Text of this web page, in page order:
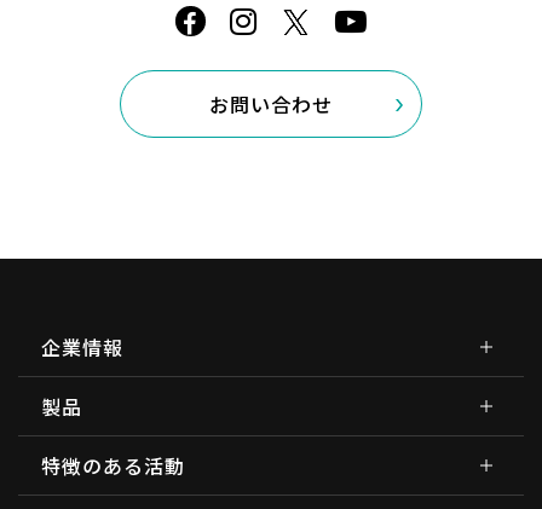
お問い合わせ
企業情報
製品
特徴のある活動